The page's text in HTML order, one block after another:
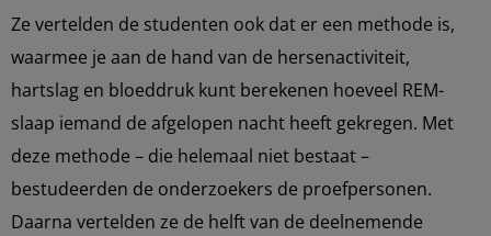
Ze vertelden de studenten ook dat er een methode is,
waarmee je aan de hand van de hersenactiviteit,
hartslag en bloeddruk kunt berekenen hoeveel REM-
slaap iemand de afgelopen nacht heeft gekregen. Met
deze methode – die helemaal niet bestaat –
bestudeerden de onderzoekers de proefpersonen.
Daarna vertelden ze de helft van de deelnemende